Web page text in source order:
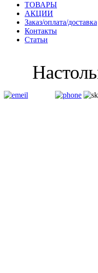
ТОВАРЫ
АКЦИИ
Заказ/оплата/доставка
Контакты
Статьи